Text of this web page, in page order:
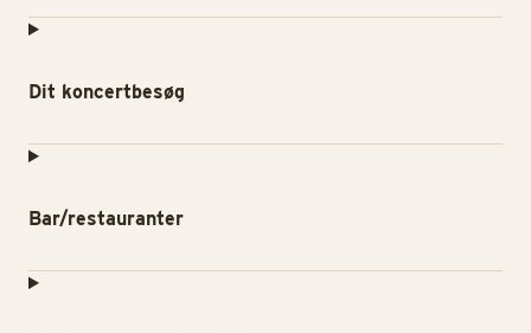
Dit koncertbesøg
Bar/restauranter